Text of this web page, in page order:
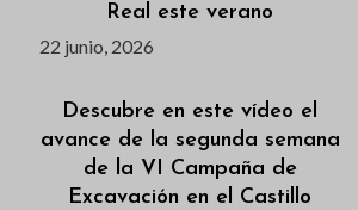
Real este verano
22 junio, 2026
Descubre en este vídeo el
avance de la segunda semana
de la VI Campaña de
Excavación en el Castillo